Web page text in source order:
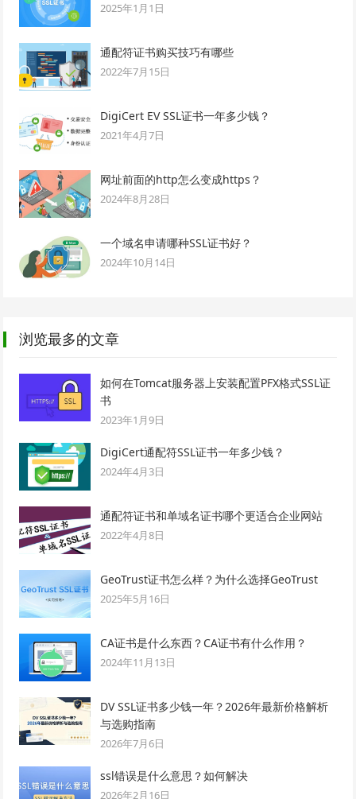
2025年1月1日
通配符证书购买技巧有哪些
2022年7月15日
DigiCert EV SSL证书一年多少钱？
2021年4月7日
网址前面的http怎么变成https？
2024年8月28日
一个域名申请哪种SSL证书好？
2024年10月14日
浏览最多的文章
如何在Tomcat服务器上安装配置PFX格式SSL证
书
2023年1月9日
DigiCert通配符SSL证书一年多少钱？
2024年4月3日
通配符证书和单域名证书哪个更适合企业网站
2022年4月8日
GeoTrust证书怎么样？为什么选择GeoTrust
2025年5月16日
CA证书是什么东西？CA证书有什么作用？
2024年11月13日
DV SSL证书多少钱一年？2026年最新价格解析
与选购指南
2026年7月6日
ssl错误是什么意思？如何解决
2026年2月16日